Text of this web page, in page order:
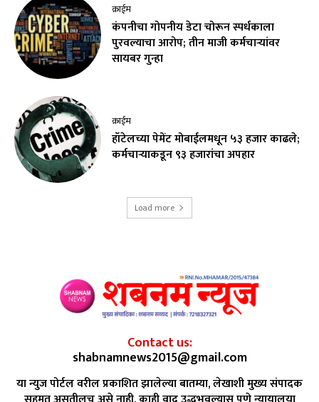
क्राईम
कंपनीचा गोपनीय डेटा चोरून स्पर्धकाला
पुरवल्याचा आरोप; तीन माजी कर्मचाऱ्यांवर
सायबर गुन्हा
क्राईम
हॉटेलच्या पेमेंट मोबाईलमधून ५३ हजार काढले;
कर्मचाऱ्याकडून ९३ हजारांचा अपहार
Load more
Contact us:
shabnamnews2015@gmail.com
या न्युज पोर्टल वरील प्रकाशित झालेल्या बातम्या, लेखाशी मुख्य संपादक